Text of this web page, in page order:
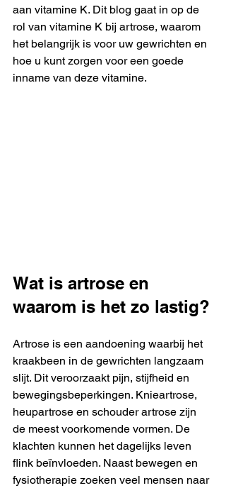
aan vitamine K. Dit blog gaat in op de
rol van vitamine K bij artrose, waarom
het belangrijk is voor uw gewrichten en
hoe u kunt zorgen voor een goede
inname van deze vitamine.
Wat is artrose en
waarom is het zo lastig?
Artrose is een aandoening waarbij het
kraakbeen in de gewrichten langzaam
slijt. Dit veroorzaakt pijn, stijfheid en
bewegingsbeperkingen. Knieartrose,
heupartrose en schouder artrose zijn
de meest voorkomende vormen. De
klachten kunnen het dagelijks leven
flink beïnvloeden. Naast bewegen en
fysiotherapie zoeken veel mensen naar